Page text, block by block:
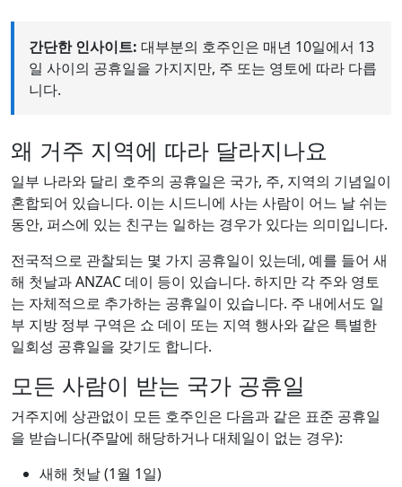
간단한 인사이트: 대부분의 호주인은 매년 10일에서 13
일 사이의 공휴일을 가지지만, 주 또는 영토에 따라 다릅
니다.
왜 거주 지역에 따라 달라지나요
일부 나라와 달리 호주의 공휴일은 국가, 주, 지역의 기념일이
혼합되어 있습니다. 이는 시드니에 사는 사람이 어느 날 쉬는
동안, 퍼스에 있는 친구는 일하는 경우가 있다는 의미입니다.
전국적으로 관찰되는 몇 가지 공휴일이 있는데, 예를 들어 새
해 첫날과 ANZAC 데이 등이 있습니다. 하지만 각 주와 영토
는 자체적으로 추가하는 공휴일이 있습니다. 주 내에서도 일
부 지방 정부 구역은 쇼 데이 또는 지역 행사와 같은 특별한
일회성 공휴일을 갖기도 합니다.
모든 사람이 받는 국가 공휴일
거주지에 상관없이 모든 호주인은 다음과 같은 표준 공휴일
을 받습니다(주말에 해당하거나 대체일이 없는 경우):
새해 첫날 (1월 1일)